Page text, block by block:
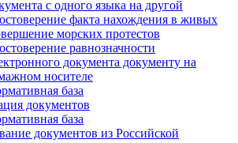
с одного языка на другой
факта нахождения в живых
морских протестов
равнозначности
документа документу на
носителе
база
документов
база
документов из Российской